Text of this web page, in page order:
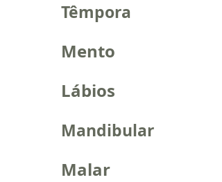
Têmpora
Mento
Lábios
Mandibular
Malar